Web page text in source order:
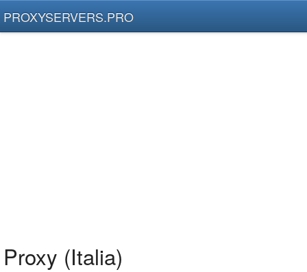
PROXYSERVERS.PRO
Proxy (Italia)